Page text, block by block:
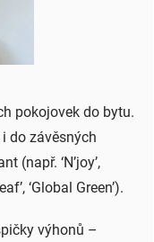
pokojovek do bytu.
do závěsných
(např. ‘N’joy’,
‘Global Green’).
výhonů –